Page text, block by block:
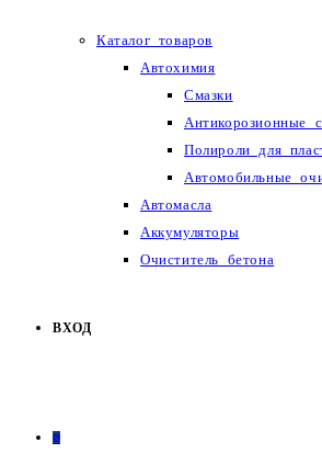
Каталог товаров
Автохимия
Смазки
Антикорозионные
Полироли для
Автомобильные
Автомасла
Аккумуляторы
Очиститель бетона
ВХОД
0